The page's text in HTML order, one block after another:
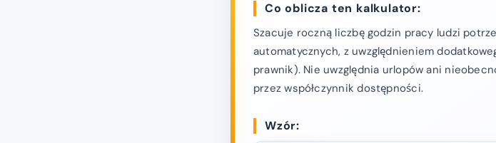
Co oblicza ten kalkulator:
Szacuje roczną liczbę godzin pracy ludzi
automatycznych, z uwzględnieniem
prawnik). Nie uwzględnia urlopów ani
przez współczynnik dostępności.
Wzór: